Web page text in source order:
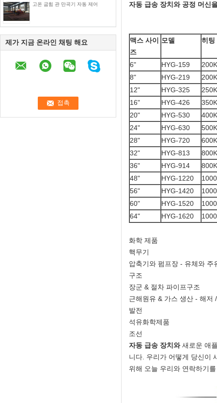
고온 굽힘 관 만곡기 자동 제어
제가 지금 온라인 채팅 해요
자동 급송 장치와 공정 머신
맥스 사이
즈
모델 히팅
6" HYG-159
8"
HYG-219
12"
HYG-325
16"
HYG-426
20"
HYG-530
24"
HYG-630
28"
HYG-720
32"
HYG-813
36"
HYG-914
48"
HYG-1220
56"
HYG-1420
60"
HYG-1520
64"
HYG-1620
화학 제품
핵무기
압축기와 펌프장 - 유체와 주
구조
장군 & 절차 파이프구조
근해원유 & 가스 생산 - 해저
발전
석유화학제품
조선
자동 급송 장치와새로운 애
니다. 우리가 어떻게 당신이
위해 오늘 우리와 연락하기